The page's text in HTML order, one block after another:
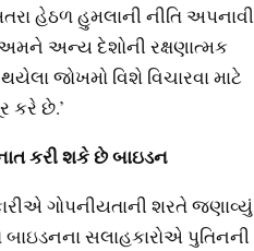
હેઠળ હુમલાની નીતિ અપનાવી
અન્ય દેશોની રક્ષણાત્મક
જોખમો વિશે વિચારવા માટે
કરે છે.’
કરી શકે છે બાઇડન
ગોપનીયતાની શરતે જણાવ્યું
બાઇડનના સલાહકારોએ પુતિનની